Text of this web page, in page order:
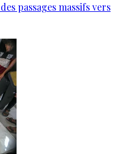
passages massifs vers